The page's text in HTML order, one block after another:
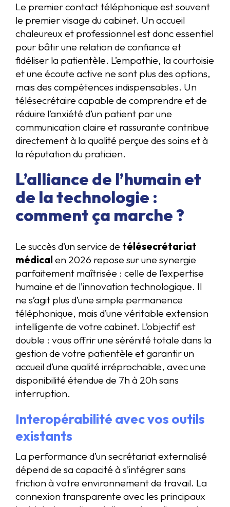
Le premier contact téléphonique est souvent
le premier visage du cabinet. Un accueil
chaleureux et professionnel est donc essentiel
pour bâtir une relation de confiance et
fidéliser la patientèle. L’empathie, la courtoisie
et une écoute active ne sont plus des options,
mais des compétences indispensables. Un
télésecrétaire capable de comprendre et de
réduire l’anxiété d’un patient par une
communication claire et rassurante contribue
directement à la qualité perçue des soins et à
la réputation du praticien.
L’alliance de l’humain et
de la technologie :
comment ça marche ?
Le succès d’un service de télésecrétariat
médical en 2026 repose sur une synergie
parfaitement maîtrisée : celle de l’expertise
humaine et de l’innovation technologique. Il
ne s’agit plus d’une simple permanence
téléphonique, mais d’une véritable extension
intelligente de votre cabinet. L’objectif est
double : vous offrir une sérénité totale dans la
gestion de votre patientèle et garantir un
accueil d’une qualité irréprochable, avec une
disponibilité étendue de 7h à 20h sans
interruption.
Interopérabilité avec vos outils
existants
La performance d’un secrétariat externalisé
dépend de sa capacité à s’intégrer sans
friction à votre environnement de travail. La
connexion transparente avec les principaux